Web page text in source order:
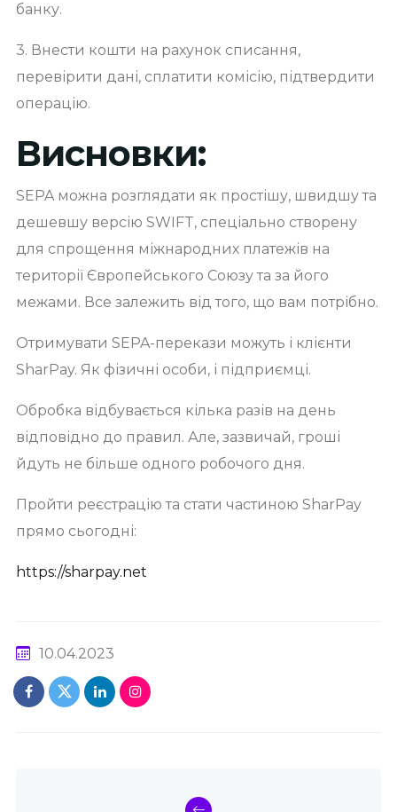
банку.
3. Внести кошти на рахунок списання,
перевірити дані, сплатити комісію, підтвердити
операцію.
Висновки:
SEPA можна розглядати як простішу, швидшу та
дешевшу версію SWIFT, спеціально створену
для спрощення міжнародних платежів на
території Європейського Союзу та за його
межами. Все залежить від того, що вам потрібно.
Отримувати SEPA-перекази можуть і клієнти
SharPay. Як фізичні особи, і підприємці.
Обробка відбувається кілька разів на день
відповідно до правил. Але, зазвичай, гроші
йдуть не більше одного робочого дня.
Пройти реєстрацію та стати частиною SharPay
прямо сьогодні:
https://sharpay.net
10.04.2023